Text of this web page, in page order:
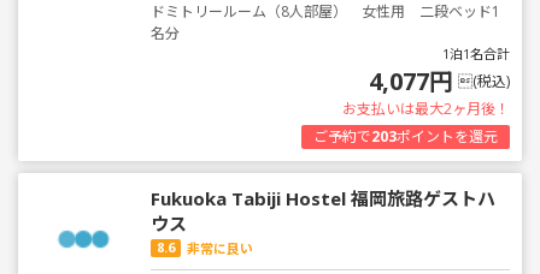
ドミトリールーム（8人部屋） 女性用 二段ベッド1
名分
1泊1名合計
4,077円 (税込)
お支払いは最大2ヶ月後！
ご予約で203ポイントを還元
Fukuoka Tabiji Hostel 福岡旅路ゲストハ
ウス
8.6 非常に良い